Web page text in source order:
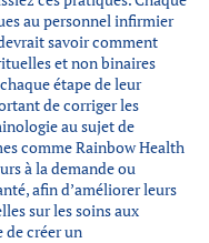
au personnel infirmier
savoir comment
et non binaires
étape de leur
de corriger les
au sujet de
comme Rainbow Health
à la demande ou
afin d’améliorer leurs
sur les soins aux
de créer un